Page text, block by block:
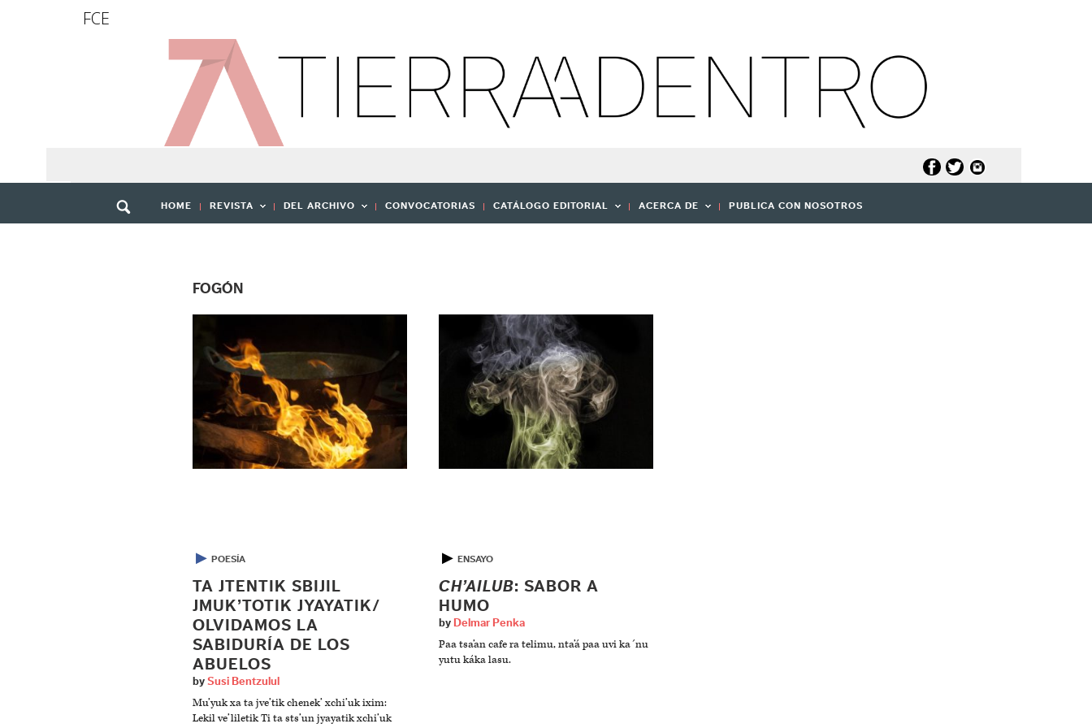
FCE
HOME REVISTA DEL ARCHIVO CONVOCATORIAS CATÁLOGO EDITORIAL ACERCA DE PUBLICA CON NOSOTROS
FOGÓN
▶ POESÍA
TA JTENTIK SBIJIL
JMUK’TOTIK JYAYATIK/
OLVIDAMOS LA
SABIDURÍA DE LOS
ABUELOS
by Susi Bentzulul
Mu’yuk xa ta jve’tik chenek’ xchi’uk ixim:
Lekil ve’liletik Ti ta sts’un jyayatik xchi’uk
▶ ENSAYO
CH’AILUB: SABOR A
HUMO
by Delmar Penka
Paa tsa’an cafe ra telimu, nta’á paa uvi ka´nu
yutu káka lasu.